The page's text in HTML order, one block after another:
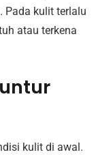
Pada kulit terlalu
atau terkena
kulit di awal.